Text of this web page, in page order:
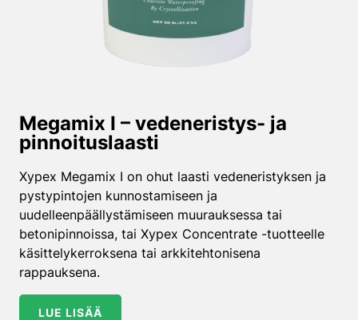
Megamix I – vedeneristys- ja
pinnoituslaasti
Xypex Megamix I on ohut laasti vedeneristyksen ja
pystypintojen kunnostamiseen ja
uudelleenpäällystämiseen muurauksessa tai
betonipinnoissa, tai Xypex Concentrate -tuotteelle
käsittelykerroksena tai arkkitehtonisena
rappauksena.
LUE LISÄÄ